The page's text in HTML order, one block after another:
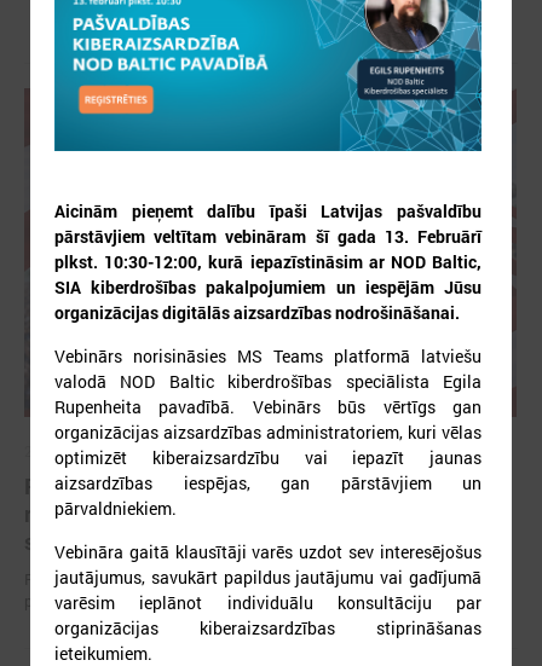
2026. gada 12. jūnijs
Publicēta konferences “Tautas sapulcei – 36”
rezolūcija par vietējās pārstāvniecības
stiprināšanu Latvijā
Publicēta konferences “Tautas sapulcei – 36” rezolūcija par vietējās
pārstāvniecības stiprināšanu Latvijā
Aicinām pieņemt dalību īpaši Latvijas pašvaldību
pārstāvjiem veltītam vebināram šī gada 13. Februārī
plkst. 10:30-12:00, kurā iepazīstināsim ar NOD Baltic,
SIA kiberdrošības pakalpojumiem un iespējām Jūsu
organizācijas digitālās aizsardzības nodrošināšanai.
Vebinārs norisināsies MS Teams platformā latviešu
valodā NOD Baltic kiberdrošības speciālista Egila
Rupenheita pavadībā. Vebinārs būs vērtīgs gan
organizācijas aizsardzības administratoriem, kuri vēlas
optimizēt kiberaizsardzību vai iepazīt jaunas
aizsardzības iespējas, gan pārstāvjiem un
pārvaldniekiem.
Vebināra gaitā klausītāji varēs uzdot sev interesējošus
jautājumus, savukārt papildus jautājumu vai gadījumā
varēsim ieplānot individuālu konsultāciju par
organizācijas kiberaizsardzības stiprināšanas
ieteikumiem.